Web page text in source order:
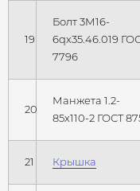
19
Болт 3М16-
6qх35.46.019
7796
20
Манжета 1.2-
85х110-2 ГОСТ
21 Крышка